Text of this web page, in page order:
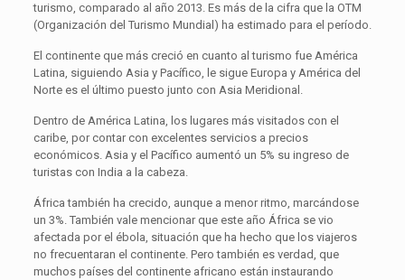
turismo, comparado al año 2013. Es más de la cifra que la OTM
(Organización del Turismo Mundial) ha estimado para el período.
El continente que más creció en cuanto al turismo fue América
Latina, siguiendo Asia y Pacífico, le sigue Europa y América del
Norte es el último puesto junto con Asia Meridional.
Dentro de América Latina, los lugares más visitados con el
caribe, por contar con excelentes servicios a precios
económicos. Asia y el Pacífico aumentó un 5% su ingreso de
turistas con India a la cabeza.
África también ha crecido, aunque a menor ritmo, marcándose
un 3%. También vale mencionar que este año África se vio
afectada por el ébola, situación que ha hecho que los viajeros
no frecuentaran el continente. Pero también es verdad, que
muchos países del continente africano están instaurando